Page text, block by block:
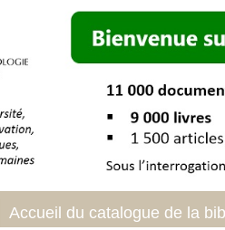
Accueil du catalogue de la